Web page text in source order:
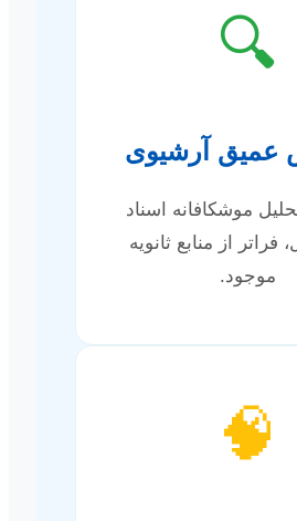
🔍
عمیق آرشیوی
موشکافانه اسناد
از منابع ثانویه
موجود.
🧠